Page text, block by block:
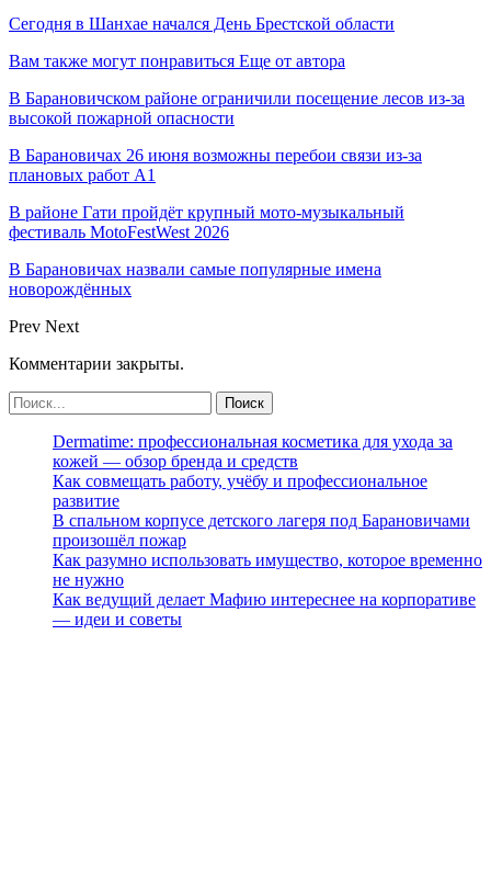
Сегодня в Шанхае начался День Брестской области
Вам также могут понравиться Еще от автора
В Барановичском районе ограничили посещение лесов из-за
высокой пожарной опасности
В Барановичах 26 июня возможны перебои связи из-за
плановых работ A1
В районе Гати пройдёт крупный мото-музыкальный
фестиваль MotoFestWest 2026
В Барановичах назвали самые популярные имена
новорождённых
Prev Next
Комментарии закрыты.
Dermatime: профессиональная косметика для ухода за
кожей — обзор бренда и средств
Как совмещать работу, учёбу и профессиональное
развитие
В спальном корпусе детского лагеря под Барановичами
произошёл пожар
Как разумно использовать имущество, которое временно
не нужно
Как ведущий делает Мафию интереснее на корпоративе
— идеи и советы